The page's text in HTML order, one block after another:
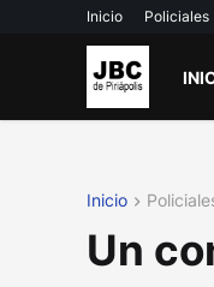
Inicio Policiales
Inicio
Un